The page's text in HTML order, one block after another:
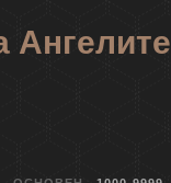
Ангелите